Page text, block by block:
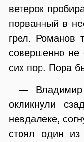
ветерок
порванный в
грел. Романов
совершенно не
сих пор. Пора
— Владимир
окликнули
невдалеке,
стоял один из